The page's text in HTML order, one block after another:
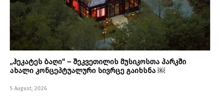
„ჰეკატეს ბაღი“ – შეკვეთილის მუსიკოსთა პარკში
ახალი კონცეპტუალური სივრცე გაიხსნა ￼
5 August, 2026